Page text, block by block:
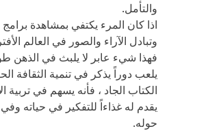
والتأمل.
اذا كان المرء يكتفي بمشاهدة برامج
وتبادل الآراء والصور في العالم
فهذا شيء عابر لا يلبث في الذهن
يلعب دوراً يذكر في تنمية الثقافة
الكتاب الجاد ، فأنه يسهم في تربية
يقدم له غذاءاً للتفكير في حياته
حوله.